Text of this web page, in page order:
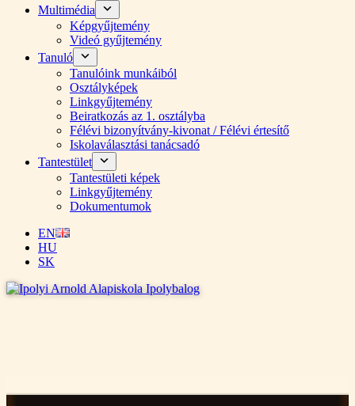
Multimédia
Képgyűjtemény
Videó gyűjtemény
Tanuló
Tanulóink munkáiból
Osztályképek
Linkgyűjtemény
Beiratkozás az 1. osztályba
Félévi bizonyítvány-kivonat / Félévi értesítő
Iskolaválasztási tanácsadó
Tantestület
Tantestületi képek
Linkgyűjtemény
Dokumentumok
EN
HU
SK